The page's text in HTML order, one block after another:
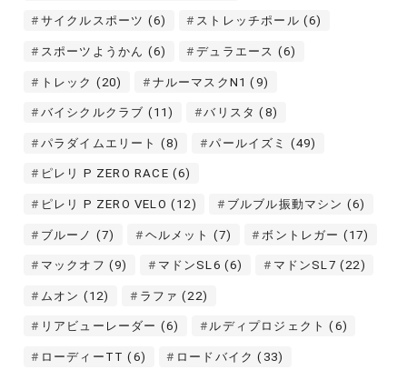
サイクルスポーツ (6) ストレッチポール (6)
スポーツようかん (6) デュラエース (6)
トレック (20) ナルーマスクN1 (9)
バイシクルクラブ (11) バリスタ (8)
パラダイムエリート (8) パールイズミ (49)
ピレリ P ZERO RACE (6)
ピレリ P ZERO VELO (12) ブルブル振動マシン (6)
ブルーノ (7) ヘルメット (7) ボントレガー (17)
マックオフ (9) マドンSL6 (6) マドンSL7 (22)
ムオン (12) ラファ (22)
リアビューレーダー (6) ルディプロジェクト (6)
ローディーTT (6) ロードバイク (33)